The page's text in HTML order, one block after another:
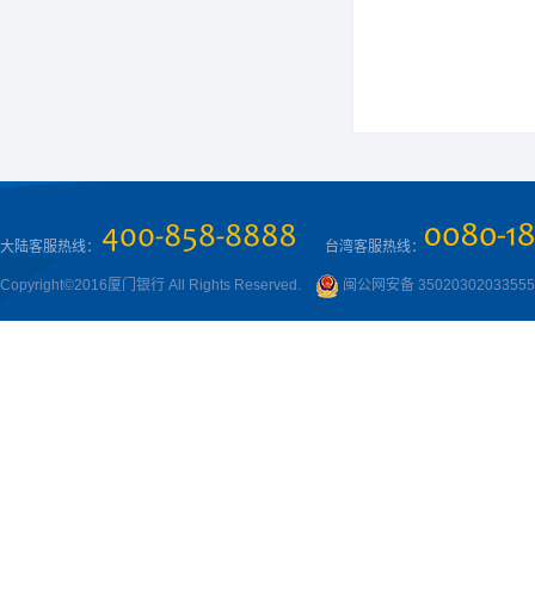
大陆客服热线： 台湾客服热线：
Copyright©2016厦门银行 All Rights Reserved. 闽公网安备